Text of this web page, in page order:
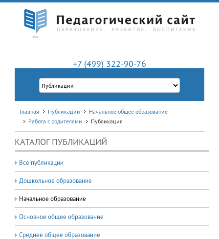
+7 (499) 322-90-76
Главная Публикации
Начальное общее образование
Работа с родителями
Публикация
КАТАЛОГ ПУБЛИКАЦИЙ
Все публикации
Дошкольное образование
Начальное образование
Основное общее образование
Среднее общее образование